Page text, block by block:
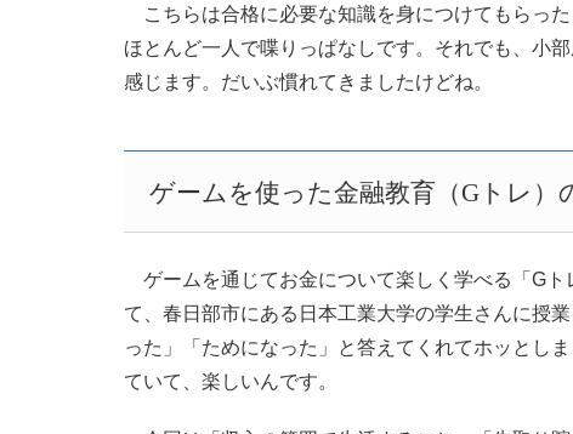
こちらは合格に必要な知識を身につけてもらっ
ほとんど一人で喋りっぱなしです。それでも、小
感じます。だいぶ慣れてきましたけどね。
ゲームを使った金融教育（Gトレ）
ゲームを通じてお金について楽しく学べる「G
て、春日部市にある日本工業大学の学生さんに授
った」「ためになった」と答えてくれてホッとし
ていて、楽しいんです。